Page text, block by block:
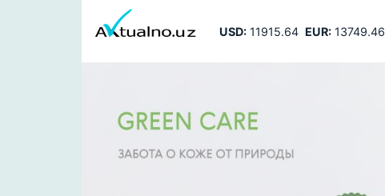
USD:11915.64 EUR:13749.46